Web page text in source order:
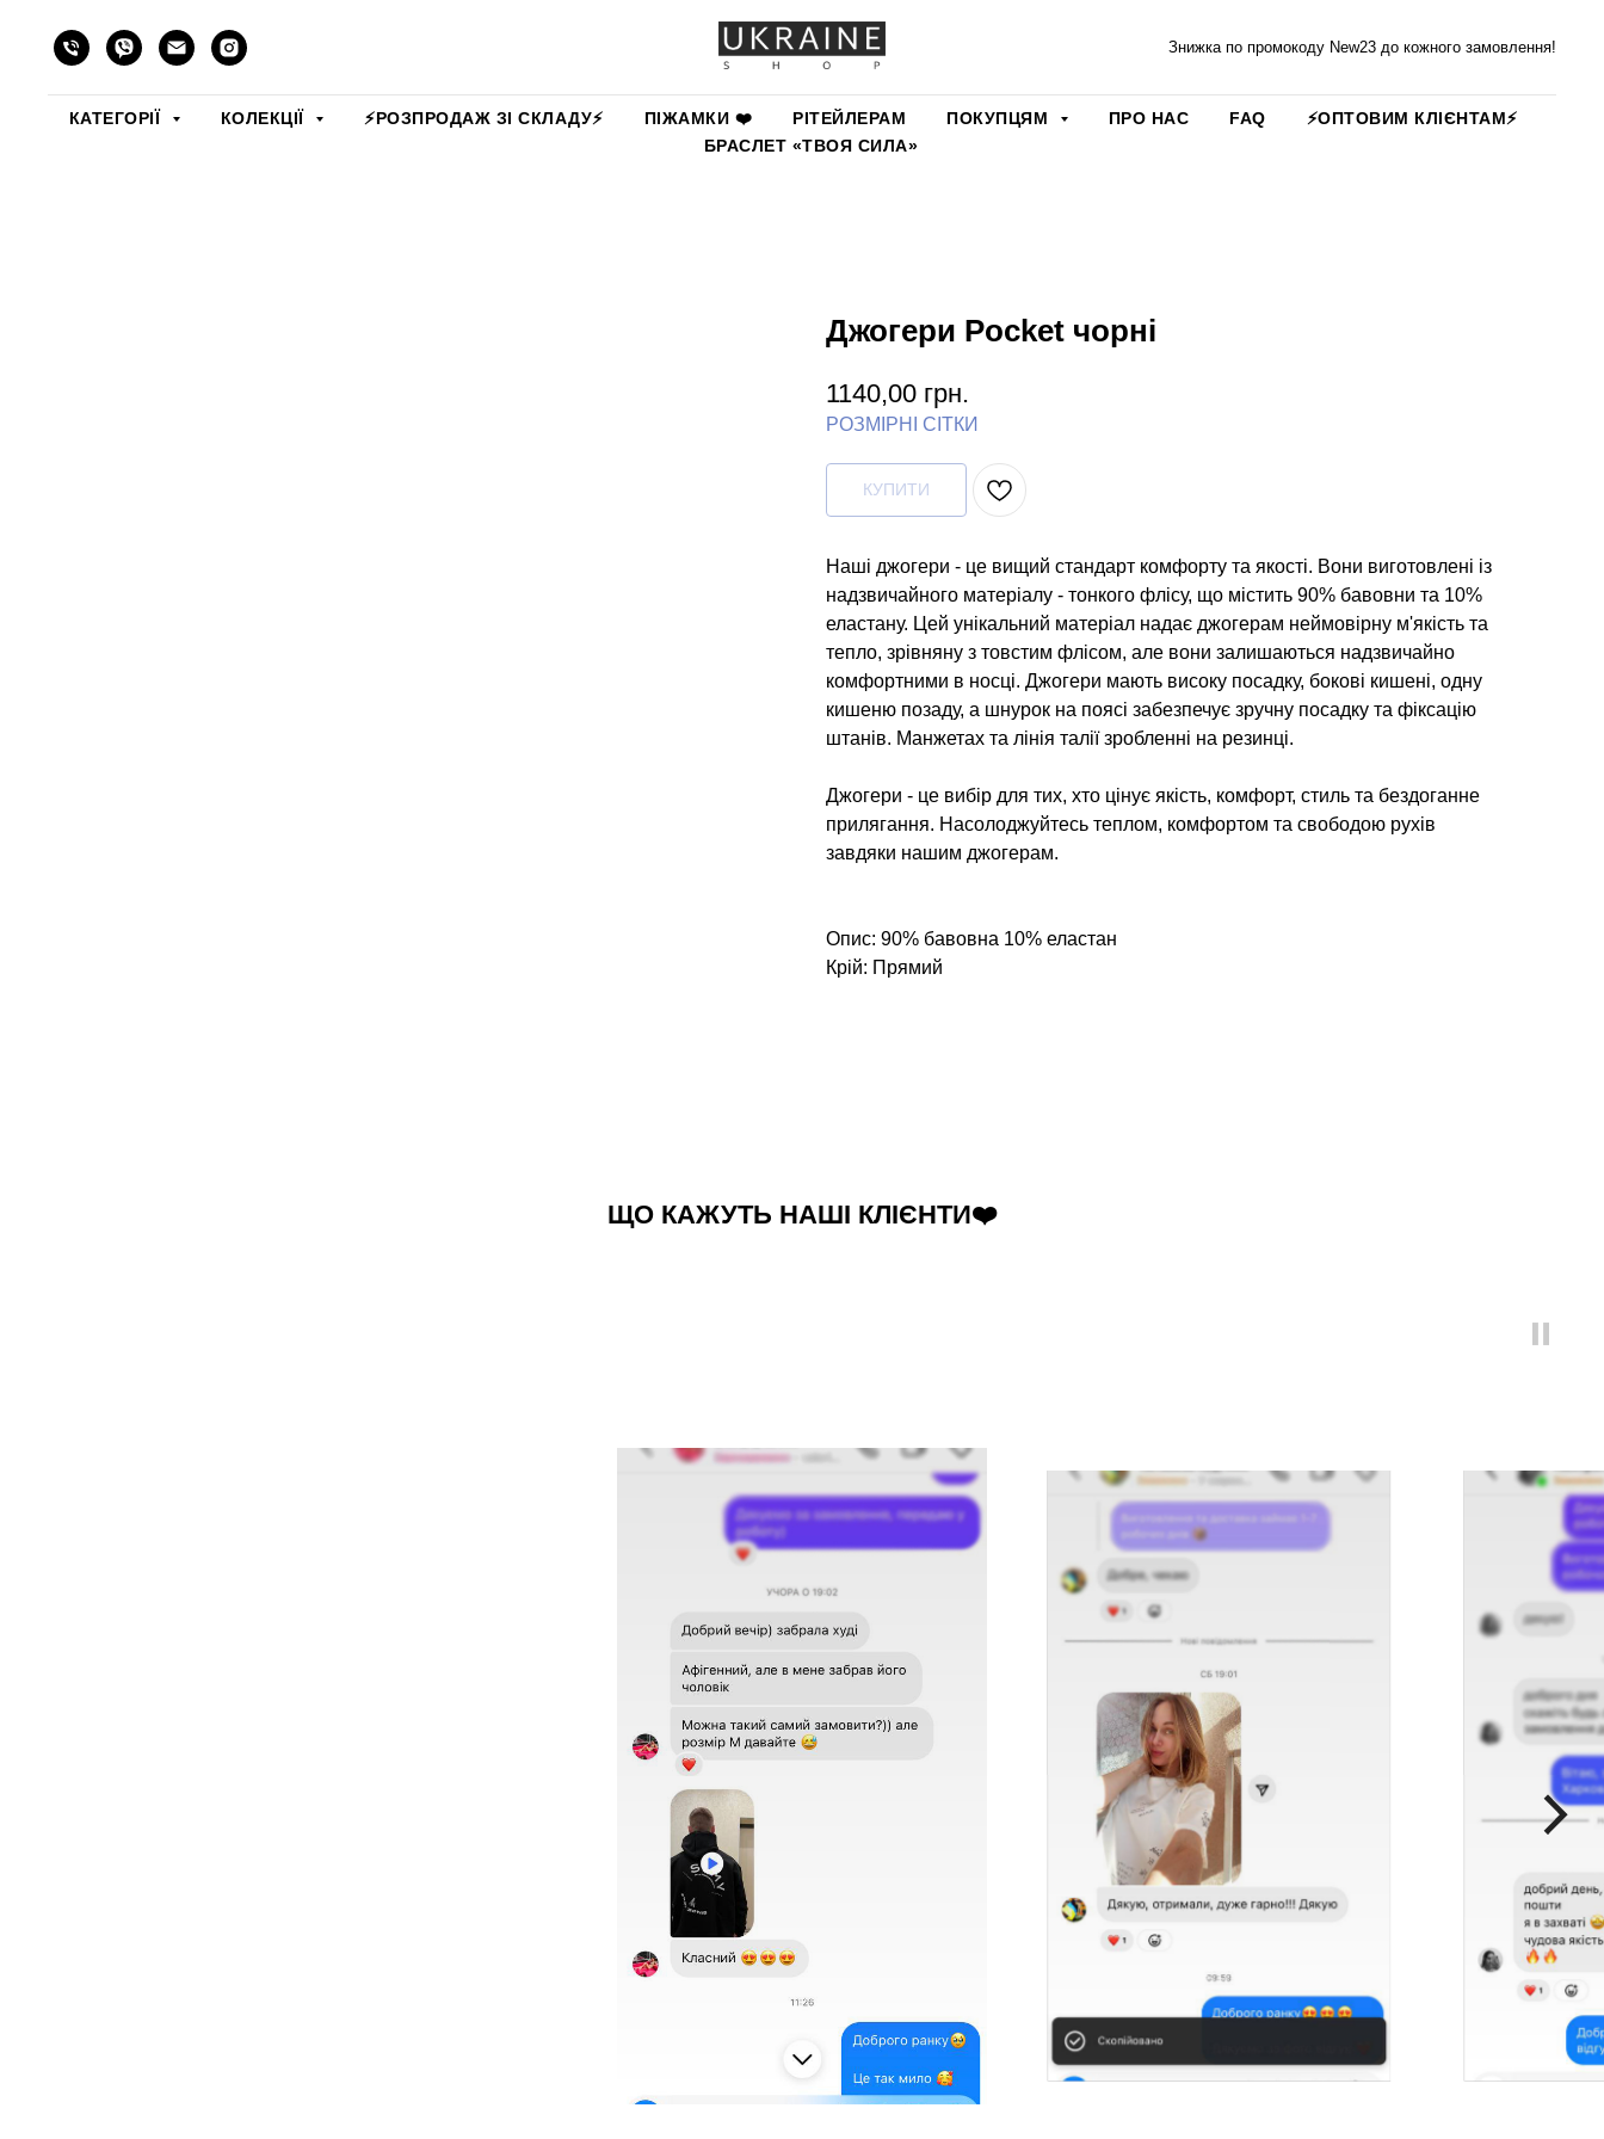
Знижка по промокоду New23 до кожного замовлення!
КАТЕГОРІЇ КОЛЕКЦІЇ ⚡️РОЗПРОДАЖ ЗІ СКЛАДУ⚡️ ПІЖАМКИ ❤️ РІТЕЙЛЕРАМ ПОКУПЦЯМ ПРО НАС FAQ
⚡️ОПТОВИМ КЛІЄНТАМ⚡️
БРАСЛЕТ «ТВОЯ СИЛА»
Джогери Pocket чорні
1140,00 грн.
РОЗМІРНІ СІТКИ
КУПИТИ
Наші джогери - це вищий стандарт комфорту та якості. Вони виготовлені із
надзвичайного матеріалу - тонкого флісу, що містить 90% бавовни та 10%
еластану. Цей унікальний матеріал надає джогерам неймовірну м'якість та
тепло, зрівняну з товстим флісом, але вони залишаються надзвичайно
комфортними в носці. Джогери мають високу посадку, бокові кишені, одну
кишеню позаду, а шнурок на поясі забезпечує зручну посадку та фіксацію
штанів. Манжетах та лінія талії зробленні на резинці.
Джогери - це вибір для тих, хто цінує якість, комфорт, стиль та бездоганне
прилягання. Насолоджуйтесь теплом, комфортом та свободою рухів
завдяки нашим джогерам.
Опис: 90% бавовна 10% еластан
Крій: Прямий
ЩО КАЖУТЬ НАШІ КЛІЄНТИ❤️